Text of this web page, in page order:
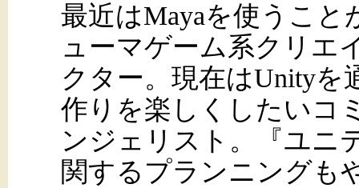
最近はMayaを使うこと
ューマゲーム系クリエ
クター。現在はUnityを
作りを楽しくしたいコ
ンジェリスト。『ユニ
関するプランニングも